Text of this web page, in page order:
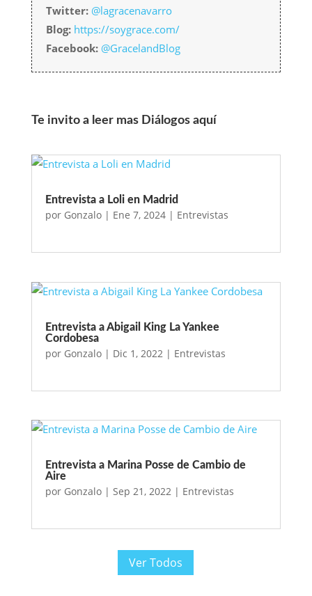
Twitter: @lagracenavarro
Blog: https://soygrace.com/
Facebook: @GracelandBlog
Te invito a leer mas Diálogos aquí
Entrevista a Loli en Madrid
por Gonzalo| Ene 7, 2024| Entrevistas
Entrevista a Abigail King La Yankee
Cordobesa
por Gonzalo| Dic 1, 2022 | Entrevistas
Entrevista a Marina Posse de Cambio de
Aire
por Gonzalo| Sep 21, 2022| Entrevistas
Ver Todos